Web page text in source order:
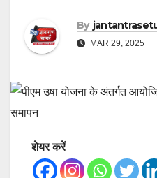
By
MAR 29, 2025
शेयर करें